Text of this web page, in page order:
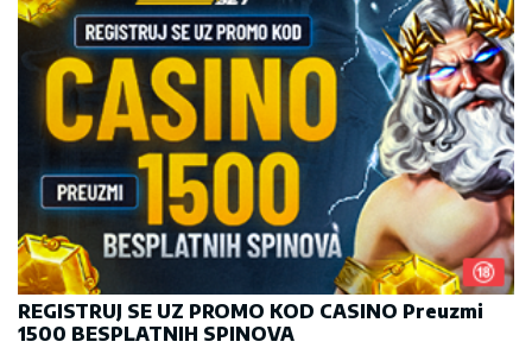
REGISTRUJ SE UZ PROMO KOD CASINO Preuzmi
1500 BESPLATNIH SPINOVA